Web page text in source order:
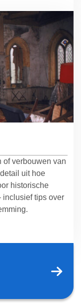
of verbouwen van
uit hoe
historische
inclusief tips over